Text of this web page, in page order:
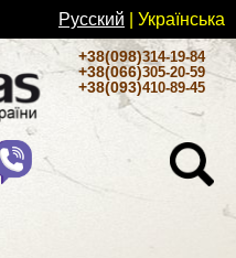
Русский | Українськa
+38(098)314-19-84
+38(066)305-20-59
+38(093)410-89-45